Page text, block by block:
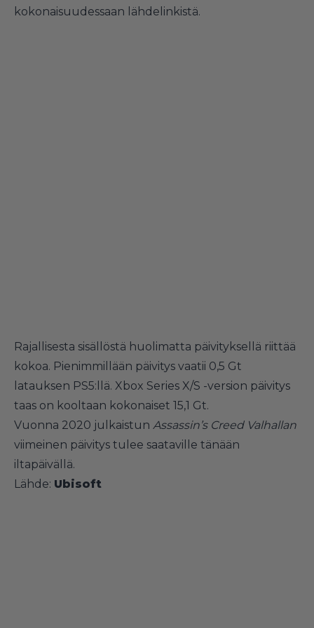
kokonaisuudessaan lähdelinkistä.
Rajallisesta sisällöstä huolimatta päivityksellä riittää
kokoa. Pienimmillään päivitys vaatii 0,5 Gt
latauksen PS5:llä. Xbox Series X/S -version päivitys
taas on kooltaan kokonaiset 15,1 Gt.
Vuonna 2020 julkaistun Assassin’s Creed Valhallan
viimeinen päivitys tulee saataville tänään
iltapäivällä.
Lähde: Ubisoft